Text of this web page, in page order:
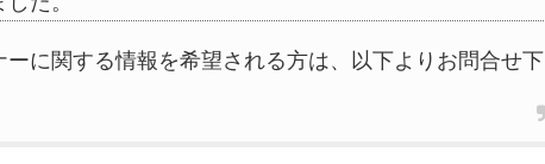
に関する情報を希望される方は、以下よりお問合せ下